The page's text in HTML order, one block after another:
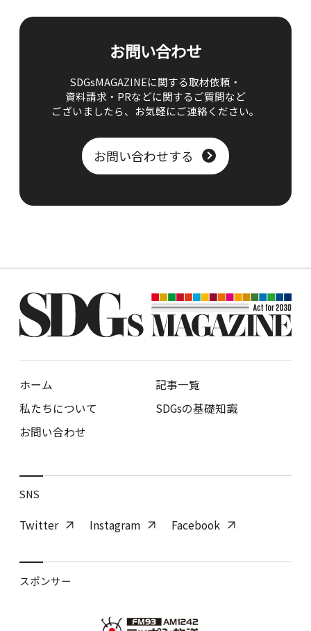
お問い合わせ
SDGsMAGAZINEに関する取材依頼・
資料請求・PRなどに関するご質問など
ございましたら、 お気軽にご連絡ください。
お問い合わせする
ホーム
記事一覧
私たちについて
SDGsの基礎知識
お問い合わせ
SNS
Twitter Instagram Facebook
スポンサー